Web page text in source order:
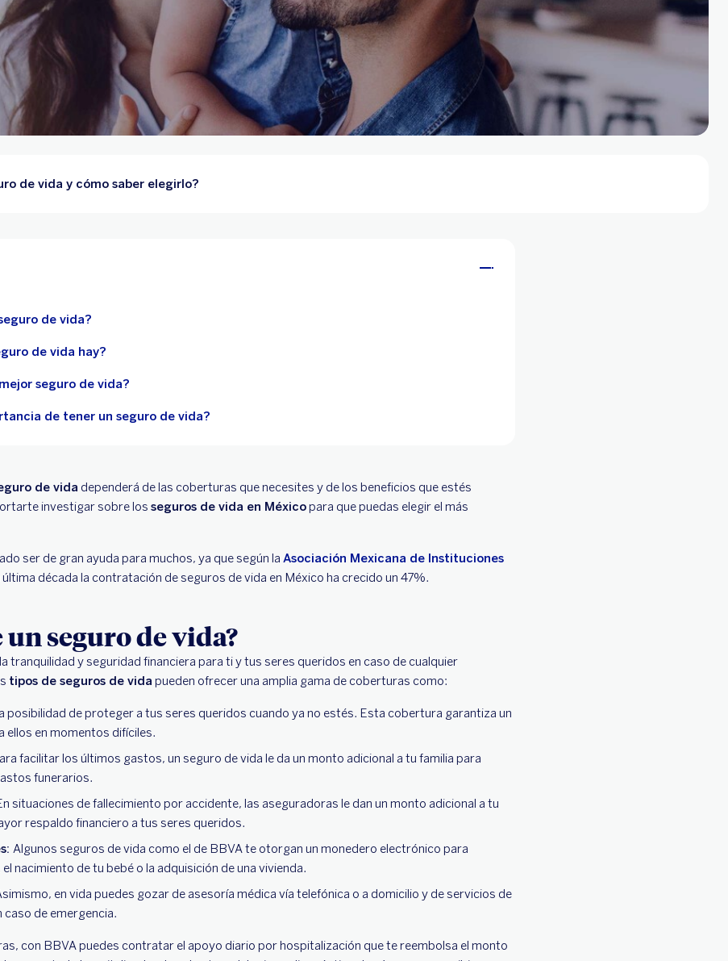
de vida y cómo saber elegirlo?
de vida?
de vida hay?
seguro de vida?
de tener un seguro de vida?
de vida dependerá de las coberturas que necesites y de los beneficios que estés
investigar sobre los seguros de vida en Méxicopara que puedas elegir el más
ser de gran ayuda para muchos, ya que según la Asociación Mexicana de Instituciones
última década la contratación de seguros de vida en México ha crecido un 47%.
un seguro de vida?
tranquilidad y seguridad financiera para ti y tus seres queridos en caso de cualquier
tipos de seguros de vida pueden ofrecer una amplia gama de coberturas como:
posibilidad de proteger a tus seres queridos cuando ya no estés. Esta cobertura garantiza un
ellos en momentos difíciles.
facilitar los últimos gastos, un seguro de vida le da un monto adicional a tu familia para
funerarios.
situaciones de fallecimiento por accidente, las aseguradoras le dan un monto adicional a tu
respaldo financiero a tus seres queridos.
Algunos seguros de vida como el de BBVA te otorgan un monedero electrónico para
nacimiento de tu bebé o la adquisición de una vivienda.
en vida puedes gozar de asesoría médica vía telefónica o a domicilio y de servicios de
de emergencia.
con BBVA puedes contratar el apoyo diario por hospitalización que te reembolsa el monto